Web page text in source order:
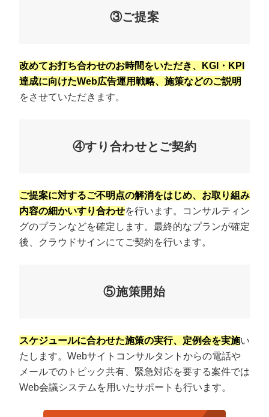
③ご提案
改めてお打ち合わせのお時間をいただき、KGI・KPI
達成に向けたWeb広告運用戦略、施策などのご説明
をさせていただきます。
④すり合わせとご契約
ご提案に対するご不明点の解消をはじめ、お取り組み
内容の細かいすり合わせを行います。コンサルティン
グのプランなどを確定します。最終的なプランが確定
後、クラウドサインにてご契約を行います。
⑤施策開始
スケジュールに合わせた施策の実行、定例会を実施い
たします。Webサイトコンサルタントからの電話や
メールでのトピック共有、緊急対応を要する案件では
Web会議システムを用いたサポートも行います。